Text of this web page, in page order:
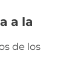
a la
de los